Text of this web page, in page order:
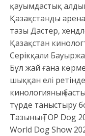
қауымдастық
Қазақстанды
тазы Дастер,
Қазақстан
Серікқали
Бұл жай ғана
шыққан елі
кинологияның
түрде таныстыру
Тазының TOP Dog
World Dog Show